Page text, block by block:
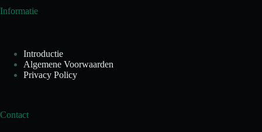
Informatie
Introductie
Algemene Voorwaarden
Privacy Policy
Contact